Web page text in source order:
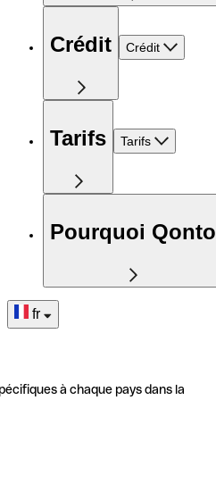
Crédit Crédit
Tarifs Tarifs
Pourquoi Qonto
fr
à chaque pays dans la